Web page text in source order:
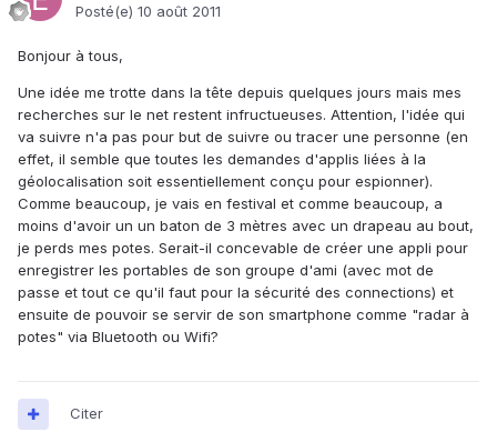
Posté(e) 10 août 2011
Bonjour à tous,
Une idée me trotte dans la tête depuis quelques jours mais mes
recherches sur le net restent infructueuses. Attention, l'idée qui
va suivre n'a pas pour but de suivre ou tracer une personne (en
effet, il semble que toutes les demandes d'applis liées à la
géolocalisation soit essentiellement conçu pour espionner).
Comme beaucoup, je vais en festival et comme beaucoup, a
moins d'avoir un un baton de 3 mètres avec un drapeau au bout,
je perds mes potes. Serait-il concevable de créer une appli pour
enregistrer les portables de son groupe d'ami (avec mot de
passe et tout ce qu'il faut pour la sécurité des connections) et
ensuite de pouvoir se servir de son smartphone comme "radar à
potes" via Bluetooth ou Wifi?
Citer